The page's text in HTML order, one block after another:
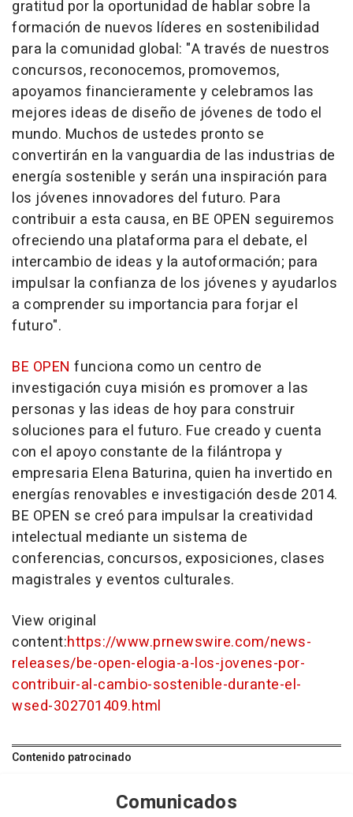
gratitud por la oportunidad de hablar sobre la
formación de nuevos líderes en sostenibilidad
para la comunidad global: "A través de nuestros
concursos, reconocemos, promovemos,
apoyamos financieramente y celebramos las
mejores ideas de diseño de jóvenes de todo el
mundo. Muchos de ustedes pronto se
convertirán en la vanguardia de las industrias de
energía sostenible y serán una inspiración para
los jóvenes innovadores del futuro. Para
contribuir a esta causa, en BE OPEN seguiremos
ofreciendo una plataforma para el debate, el
intercambio de ideas y la autoformación; para
impulsar la confianza de los jóvenes y ayudarlos
a comprender su importancia para forjar el
futuro".
BE OPEN funciona como un centro de
investigación cuya misión es promover a las
personas y las ideas de hoy para construir
soluciones para el futuro. Fue creado y cuenta
con el apoyo constante de la filántropa y
empresaria Elena Baturina, quien ha invertido en
energías renovables e investigación desde 2014.
BE OPEN se creó para impulsar la creatividad
intelectual mediante un sistema de
conferencias, concursos, exposiciones, clases
magistrales y eventos culturales.
View original
content:https://www.prnewswire.com/news-
releases/be-open-elogia-a-los-jovenes-por-
contribuir-al-cambio-sostenible-durante-el-
wsed-302701409.html
Contenido patrocinado
Comunicados